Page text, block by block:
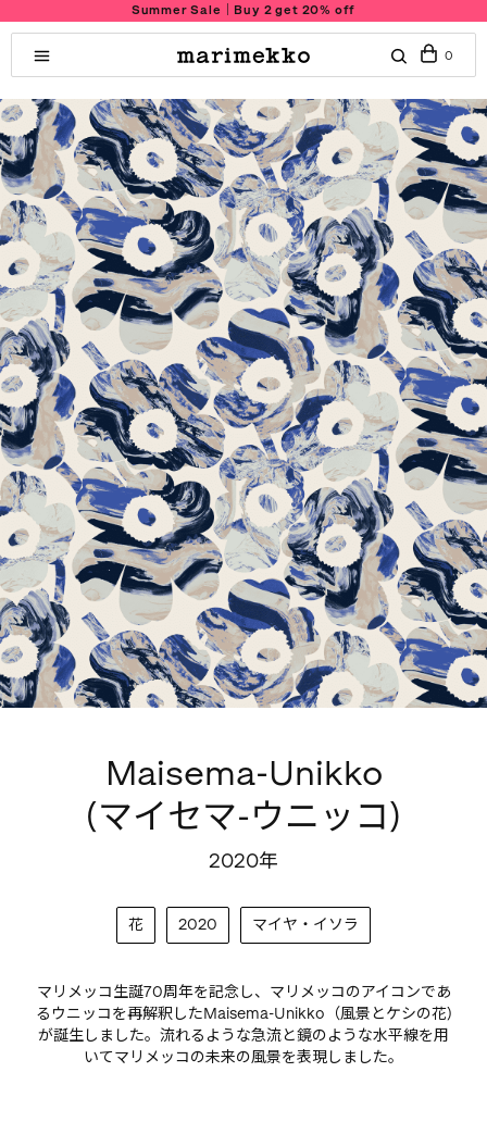
Summer Sale｜Buy 2 get 20% off
0
Maisema-Unikko
(マイセマ-ウニッコ)
2020年
花 2020 マイヤ・イソラ
マリメッコ生誕70周年を記念し、マリメッコのアイコンであ
るウニッコを再解釈したMaisema-Unikko（風景とケシの花)
が誕生しました。流れるような急流と鏡のような水平線を用
いてマリメッコの未来の風景を表現しました。